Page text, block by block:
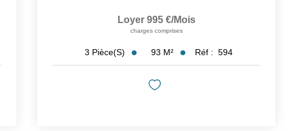
Loyer 995 €/mois
charges comprises
3 Pièce(s) 93 M² Réf : 594